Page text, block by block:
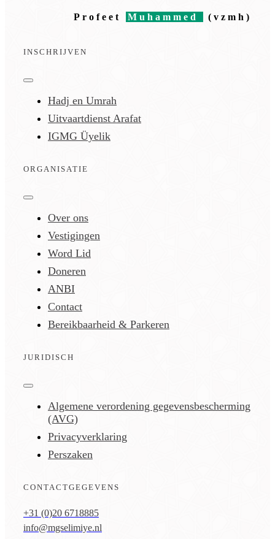
Profeet Muhammed (vzmh)
INSCHRIJVEN
Toggle
Hadj en Umrah
Uitvaartdienst Arafat
IGMG Üyelik
ORGANISATIE
Toggle
Over ons
Vestigingen
Word Lid
Doneren
ANBI
Contact
Bereikbaarheid & Parkeren
JURIDISCH
Toggle
Algemene verordening gegevensbescherming
(AVG)
Privacyverklaring
Perszaken
CONTACTGEGEVENS
+31 (0)20 6718885
info@mgselimiye.nl